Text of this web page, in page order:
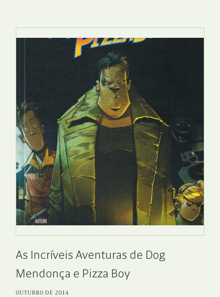
As Incríveis Aventuras de Dog
Mendonça e Pizza Boy
OUTUBRO DE 2014